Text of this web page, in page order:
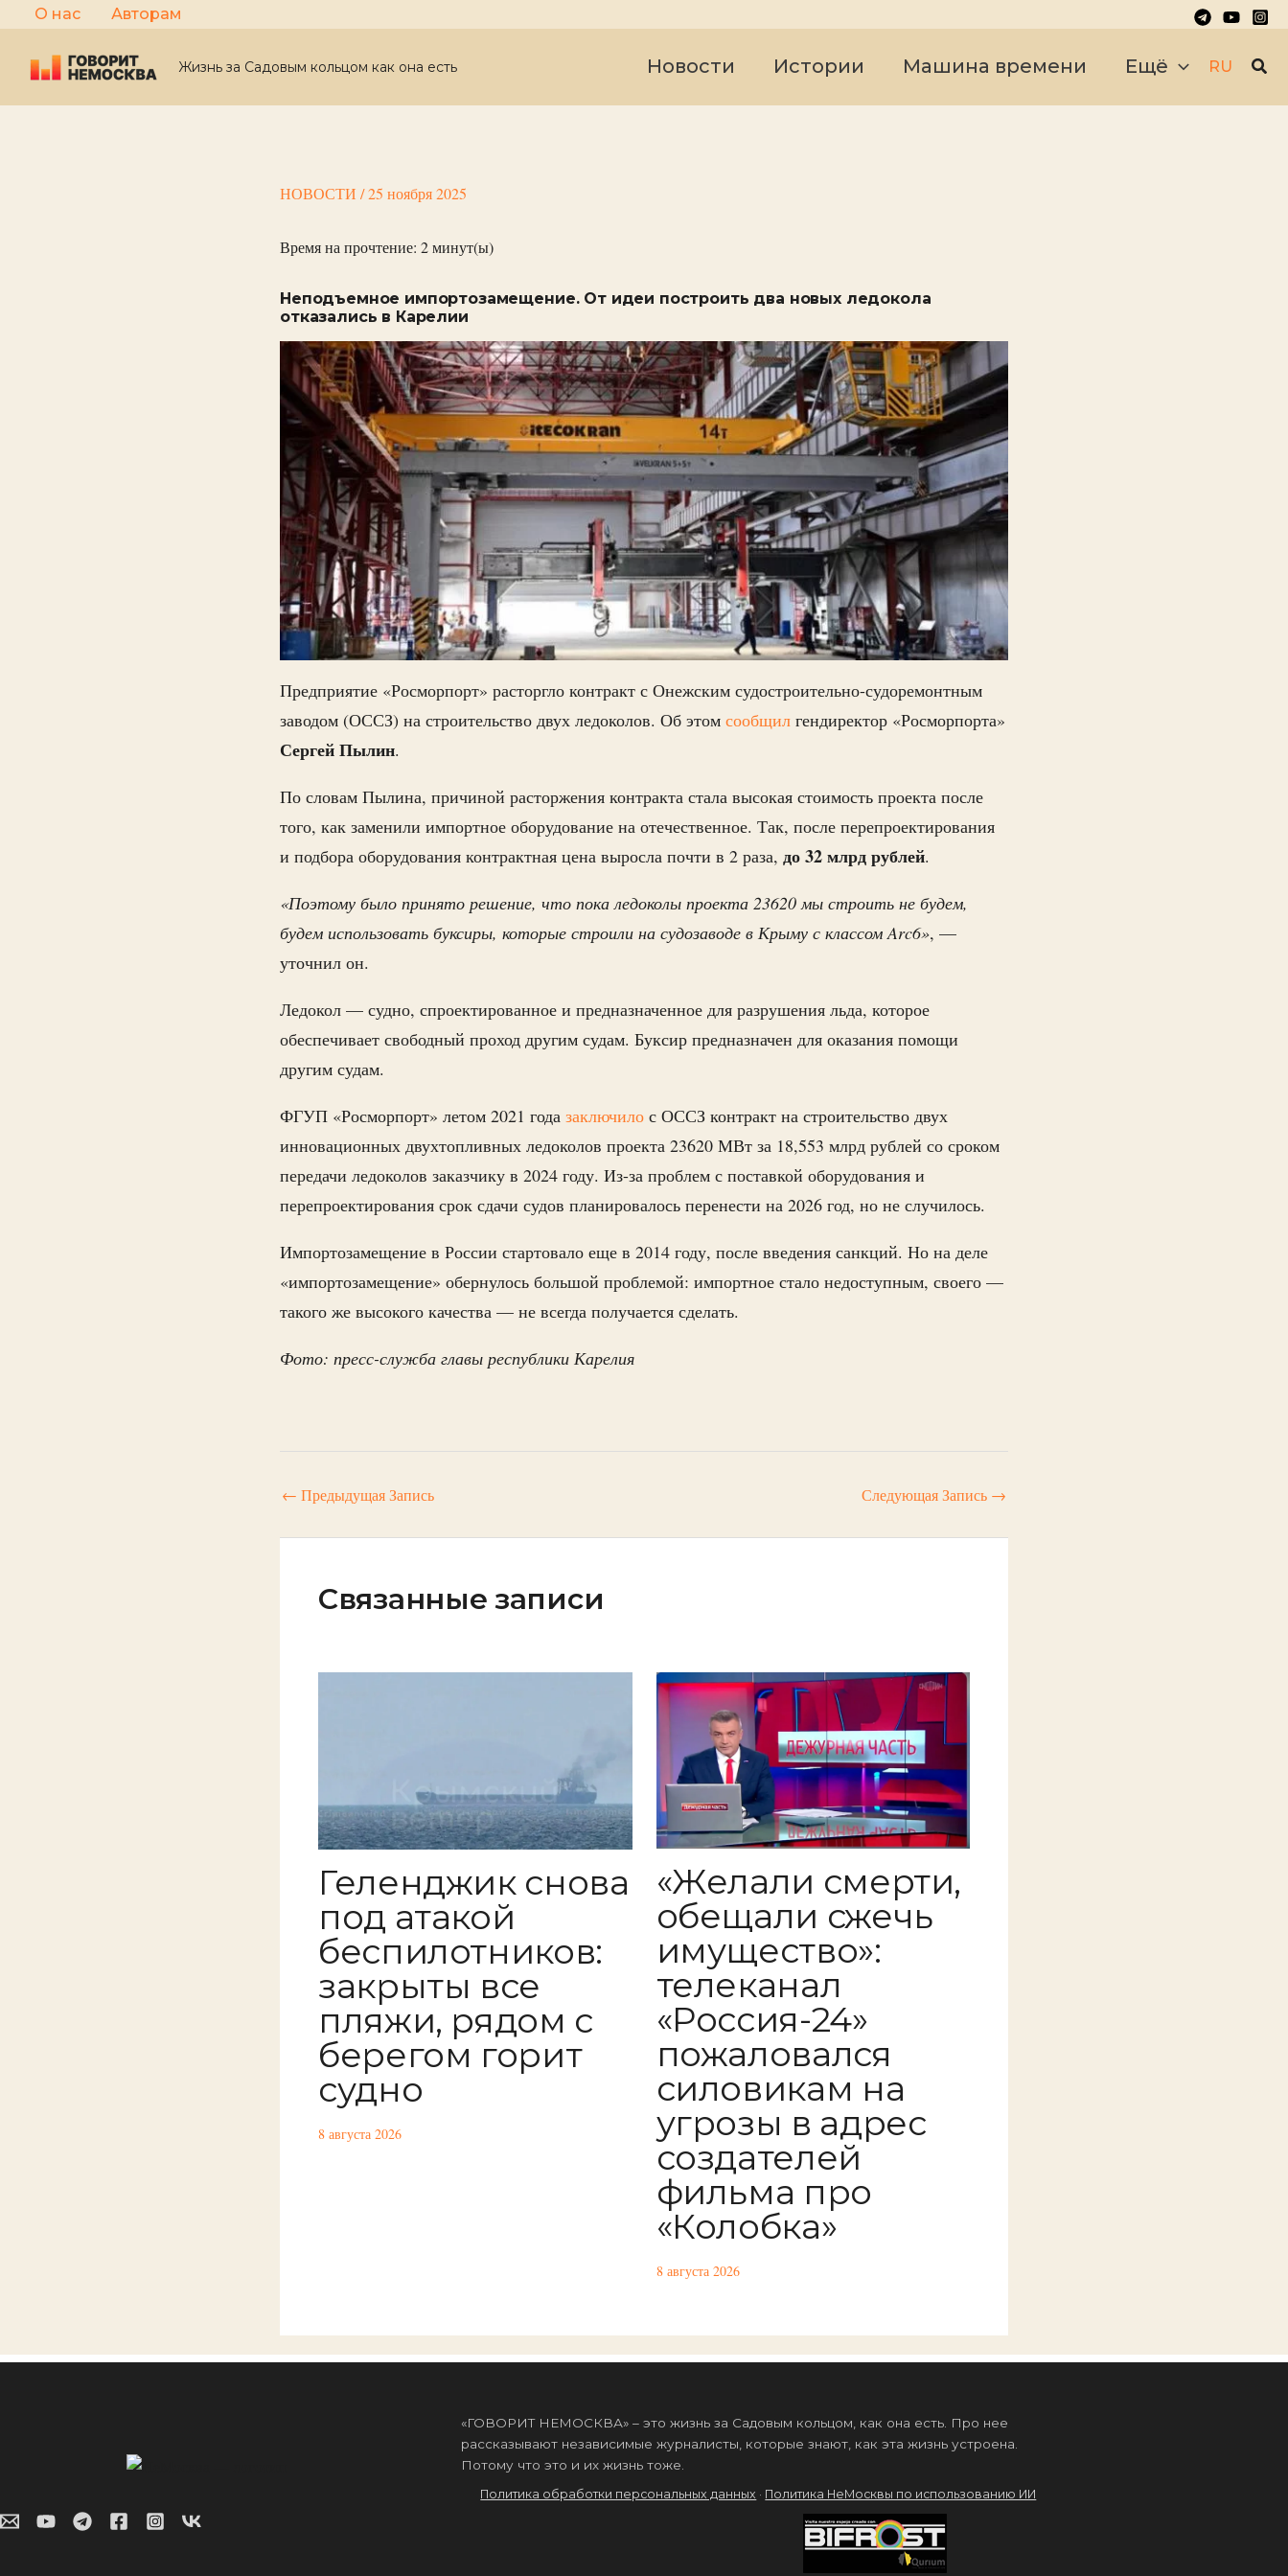
Перейти
к
содержимому
О нас Авторам
Жизнь за Садовым кольцом как она есть Новости Истории Машина времени Ещё RU
НОВОСТИ /25 ноября 2025
Время на прочтение: 2минут(ы)
Неподъемное импортозамещение. От идеи построить два новых ледокола
отказались в Карелии
Предприятие «Росморпорт» расторгло контракт с Онежским судостроительно-судоремонтным
заводом (ОССЗ) на строительство двух ледоколов. Об этом сообщил гендиректор «Росморпорта»
Сергей Пылин.
По словам Пылина, причиной расторжения контракта стала высокая стоимость проекта после
того, как заменили импортное оборудование на отечественное. Так, после перепроектирования
и подбора оборудования контрактная цена выросла почти в 2 раза, до 32 млрд рублей.
«Поэтому было принято решение, что пока ледоколы проекта 23620 мы строить не будем,
будем использовать буксиры, которые строили на судозаводе в Крыму с классом Arc6», —
уточнил он.
Ледокол — судно, спроектированное и предназначенное для разрушения льда, которое
обеспечивает свободный проход другим судам. Буксир предназначен для оказания помощи
другим судам.
ФГУП «Росморпорт» летом 2021 года заключило с ОССЗ контракт на строительство двух
инновационных двухтопливных ледоколов проекта 23620 МВт за 18,553 млрд рублей со сроком
передачи ледоколов заказчику в 2024 году. Из-за проблем с поставкой оборудования и
перепроектирования срок сдачи судов планировалось перенести на 2026 год, но не случилось.
Импортозамещение в России стартовало еще в 2014 году, после введения санкций. Но на деле
«импортозамещение» обернулось большой проблемой: импортное стало недоступным, своего —
такого же высокого качества — не всегда получается сделать.
Фото: пресс-служба главы республики Карелия
← Предыдущая Запись Следующая Запись →
Связанные записи
Геленджик снова
под атакой
беспилотников:
закрыты все
пляжи, рядом с
берегом горит
судно
8 августа 2026
«Желали смерти,
обещали сжечь
имущество»:
телеканал
«Россия-24»
пожаловался
силовикам на
угрозы в адрес
создателей
фильма про
«Колобка»
8 августа 2026
«ГОВОРИТ НЕМОСКВА» – это жизнь за Садовым кольцом, как она есть. Про нее
рассказывают независимые журналисты, которые знают, как эта жизнь устроена.
Потому что это и их жизнь тоже.
Политика обработки персональных данных · Политика НеМосквы по использованию ИИ